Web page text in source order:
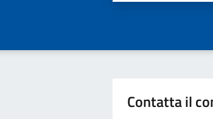
Contatta il